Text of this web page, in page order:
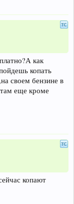
как
копать
своем бензине в
еще кроме
копают